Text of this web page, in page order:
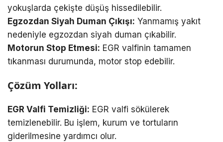
yokuşlarda çekişte düşüş hissedilebilir.
Egzozdan Siyah Duman Çıkışı: Yanmamış yakıt
nedeniyle egzozdan siyah duman çıkabilir.
Motorun Stop Etmesi: EGR valfinin tamamen
tıkanması durumunda, motor stop edebilir.
Çözüm Yolları:
EGR Valfi Temizliği: EGR valfi sökülerek
temizlenebilir. Bu işlem, kurum ve tortuların
giderilmesine yardımcı olur.